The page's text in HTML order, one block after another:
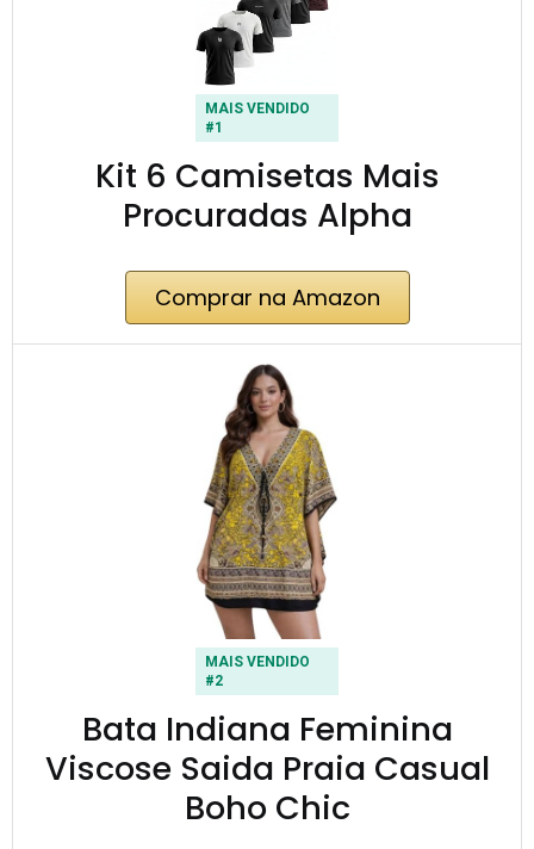
MAIS VENDIDO
#1
Kit 6 Camisetas Mais
Procuradas Alpha
Comprar na Amazon
MAIS VENDIDO
#2
Bata Indiana Feminina
Viscose Saida Praia Casual
Boho Chic